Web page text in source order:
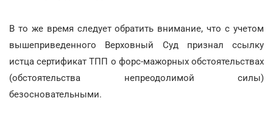
В то же время следует обратить внимание, что с учетом
вышеприведенного Верховный Суд признал ссылку
истца сертификат ТПП о форс-мажорных обстоятельствах
(обстоятельства непреодолимой силы)
безосновательными.